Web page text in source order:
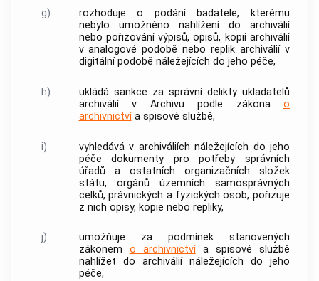
g)
rozhoduje o podání badatele, kterému
nebylo umožněno nahlížení do archiválií
nebo pořizování výpisů, opisů, kopií archiválií
v analogové podobě nebo replik archiválií v
digitální podobě náležejících do jeho péče,
h)
ukládá sankce za správní delikty ukladatelů
archiválií v Archivu podle zákona o
archivnictvía spisové službě,
i)
vyhledává v archiváliích náležejících do jeho
péče dokumenty pro potřeby správních
úřadů a ostatních organizačních složek
státu, orgánů územních samosprávných
celků, právnických a fyzických osob, pořizuje
z nich opisy, kopie nebo repliky,
j)
umožňuje za podmínek stanovených
zákonem o archivnictvía spisové službě
nahlížet do archiválií náležejících do jeho
péče,